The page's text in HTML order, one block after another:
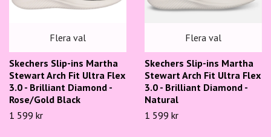
Flera val
Skechers Slip-ins Martha
Stewart Arch Fit Ultra Flex
3.0 - Brilliant Diamond -
Rose/Gold Black
1 599 kr
Flera val
Skechers Slip-ins Martha
Stewart Arch Fit Ultra Flex
3.0 - Brilliant Diamond -
Natural
1 599 kr